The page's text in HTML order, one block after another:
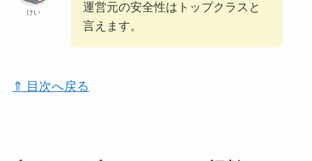
けい
運営元の安全性はトップクラスと
言えます。
⇑ 目次へ戻る